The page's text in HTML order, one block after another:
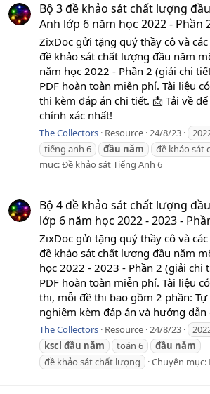
Bộ 3 đề khảo sát chất lượng
Anh lớp 6 năm học 2022 - Phần
ZixDoc gửi tặng quý thầy cô và
đề khảo sát chất lượng đầu năm
năm học 2022 - Phần 2 (giải chi
PDF hoàn toàn miễn phí. Tài liệu
thi kèm đáp án chi tiết. 📩 Tải về
chính xác nhất!
The Collectors Resource 24/8/23
tiếng anh 6
đầu năm đề khảo sát
mục:Đề khảo sát Tiếng Anh 6
Bộ 4 đề khảo sát chất lượng
lớp 6 năm học 2022 - 2023 -
ZixDoc gửi tặng quý thầy cô và
đề khảo sát chất lượng đầu năm
học 2022 - 2023 - Phần 2 (giải chi
PDF hoàn toàn miễn phí. Tài liệu
thi, mỗi đề thi bao gồm 2 phần: Tự
nghiệm kèm đáp án và hướng dẫn
The Collectors Resource 24/8/23
kscl đầu năm toán 6 đầu năm
đề khảo sát chất lượng
Chuyên mục: